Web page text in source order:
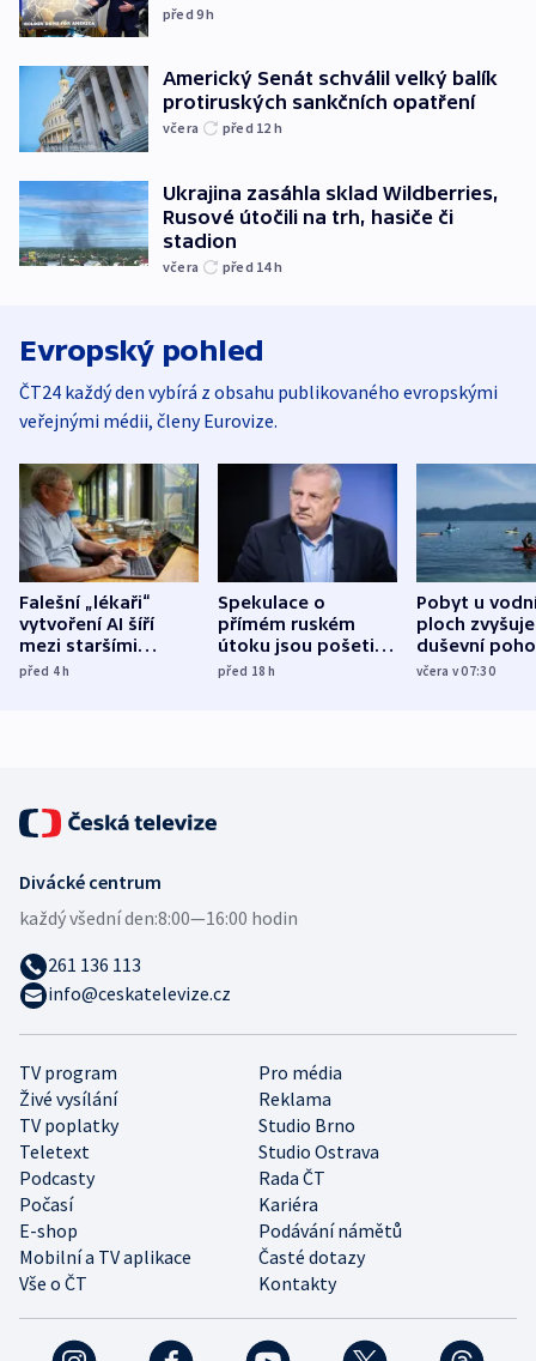
před 9h
Americký Senát schválil velký balík
protiruských sankčních opatření
včera před 12 h
Ukrajina zasáhla sklad Wildberries,
Rusové útočili na trh, hasiče či
stadion
včera před 14h
Evropský pohled
ČT24 každý den vybírá z obsahu publikovaného evropskými
veřejnými médii, členy Eurovize.
Falešní „lékaři“
vytvoření AI šíří
mezi staršími
Poláky nebezpečné
před 4h
Spekulace o
přímém ruském
útoku jsou pošetilé,
míní estonský
před 18h
Pobyt u
ploch zvyšuje
duševní
ukázala
včera v 07:30
TV program
Pro média
Živé vysílání
Reklama
TV poplatky
Studio Brno
Teletext
Studio Ostrava
Podcasty
Rada ČT
Počasí
Kariéra
E-shop
Podávání námětů
Mobilní a TV aplikace
Časté dotazy
Vše o ČT
Kontakty
Divácké centrum
každý všední den:8:00—16:00 hodin
261 136 113
info@ceskatelevize.cz